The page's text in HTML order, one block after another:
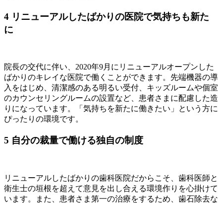
4 リニューアルしたばかりの医院で気持ちも新た
に
院長の交代に伴い、2020年9月にリニューアルオープンした
ばかりのキレイな医院で働くことができます。先端機器の導
入をはじめ、清潔感のある明るい受付、キッズルームや個室
のカウンセリングルームの設置など、患者さまに配慮した造
りになっています。「気持ちを新たに働きたい」という方に
ぴったりの環境です。
5 自分の裁量で働ける独自の制度
リニューアルしたばかりの歯科医院だからこそ、歯科医師と
衛生士の垣根を超えて意見を出し合える環境作りを心掛けて
います。また、患者さま第一の治療をするため、歯石除去な